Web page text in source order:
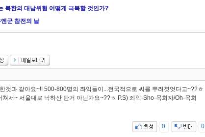
북한의 대남위협 어떻게 극복할 것인가?
군 참전의 날
것과 같아요~!! 500-800명의 좌익들이...전국적으로 씨를 뿌려졋엇다고~??ㅎ
서~ 서울대로 낙하산 탄거 아닌가요~??ㅎ P.S) 좌익-Sho-목회자/Oh-목회
0 0